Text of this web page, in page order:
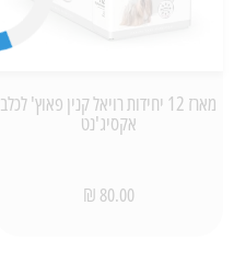
מארז 12 יחידות רויאל קנין פאוץ' לכלב
אקסיג'נט
80.00 ₪